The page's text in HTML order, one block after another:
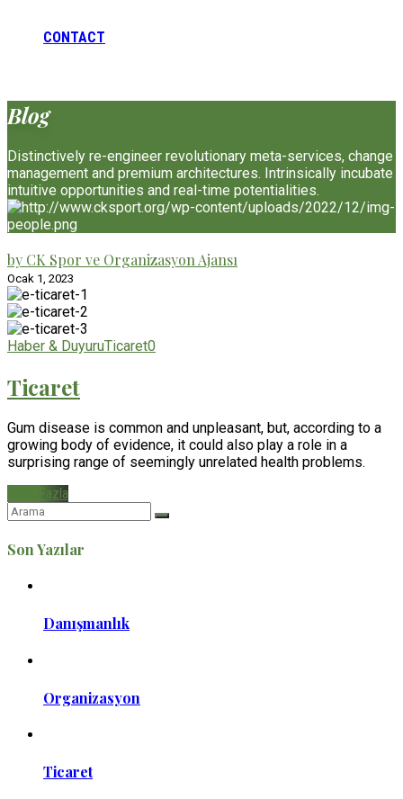
CONTACT
Blog
Distinctively re-engineer revolutionary meta-services, change
management and premium architectures. Intrinsically incubate
intuitive opportunities and real-time potentialities.
by CK Spor ve Organizasyon Ajansı
Ocak 1, 2023
Haber & DuyuruTicaret0
Ticaret
Gum disease is common and unpleasant, but, according to a
growing body of evidence, it could also play a role in a
surprising range of seemingly unrelated health problems.
Daha Fazla
Son Yazılar
Danışmanlık
Organizasyon
Ticaret